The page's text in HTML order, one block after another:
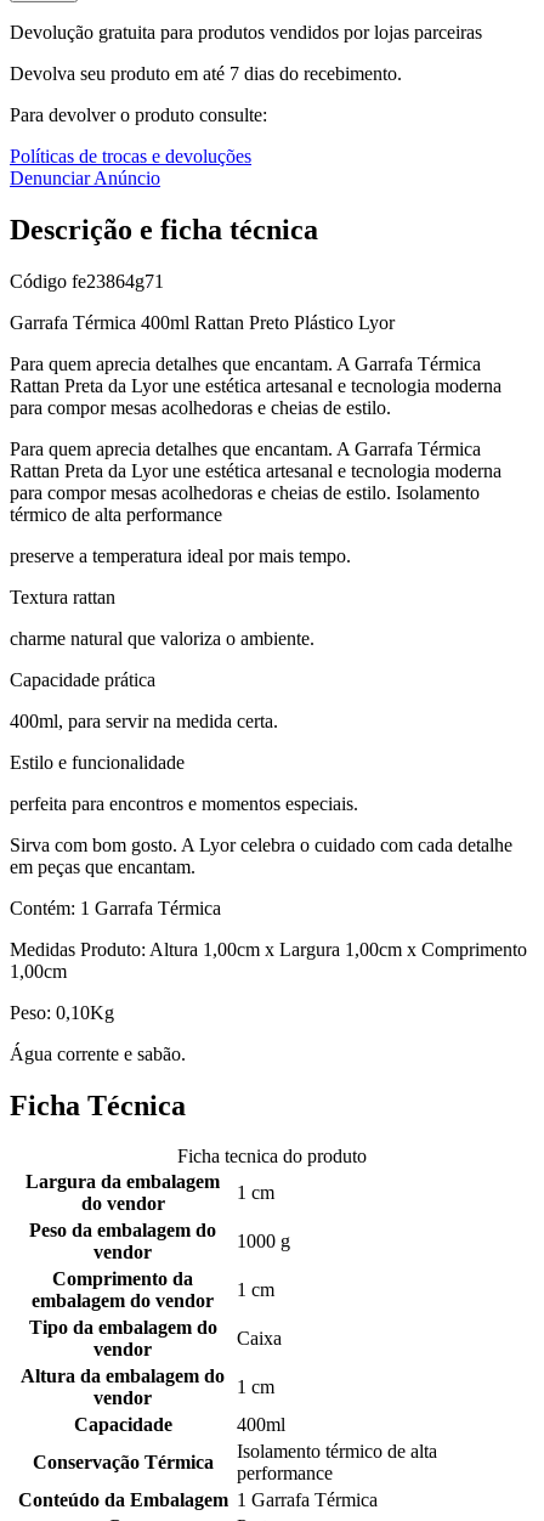
Devolução gratuita para produtos vendidos por lojas parceiras
Devolva seu produto em até 7 dias do recebimento.
Para devolver o produto consulte:
Políticas de trocas e devoluções
Denunciar Anúncio
Descrição e ficha técnica
Código fe23864g71
Garrafa Térmica 400ml Rattan Preto Plástico Lyor
Para quem aprecia detalhes que encantam. A Garrafa Térmica
Rattan Preta da Lyor une estética artesanal e tecnologia moderna
para compor mesas acolhedoras e cheias de estilo.
Para quem aprecia detalhes que encantam. A Garrafa Térmica
Rattan Preta da Lyor une estética artesanal e tecnologia moderna
para compor mesas acolhedoras e cheias de estilo. Isolamento
térmico de alta performance
preserve a temperatura ideal por mais tempo.
Textura rattan
charme natural que valoriza o ambiente.
Capacidade prática
400ml, para servir na medida certa.
Estilo e funcionalidade
perfeita para encontros e momentos especiais.
Sirva com bom gosto. A Lyor celebra o cuidado com cada detalhe
em peças que encantam.
Contém: 1 Garrafa Térmica
Medidas Produto: Altura 1,00cm x Largura 1,00cm x Comprimento
1,00cm
Peso: 0,10Kg
Água corrente e sabão.
Ficha Técnica
Ficha tecnica do produto
Largura da embalagem
do vendor
1 cm
Peso da embalagem do
vendor
1000 g
Comprimento da
embalagem do vendor
1 cm
Tipo da embalagem do
vendor
Caixa
Altura da embalagem do
vendor
1 cm
Capacidade
400ml
Conservação Térmica
Isolamento térmico de alta
performance
Conteúdo da Embalagem 1 Garrafa Térmica